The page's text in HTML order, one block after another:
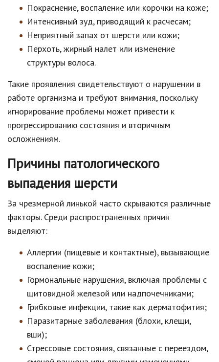
Покраснение, воспаление или корочки на коже;
Интенсивный зуд, приводящий к расчесам;
Неприятный запах от шерсти или кожи;
Перхоть, жирный налет или изменение
структуры волоса.
Такие проявления свидетельствуют о нарушении в
работе организма и требуют внимания, поскольку
игнорирование проблемы может привести к
прогрессированию состояния и вторичным
осложнениям.
Причины патологического
выпадения шерсти
За чрезмерной линькой часто скрываются различные
факторы. Среди распространенных причин
выделяют:
Аллергии (пищевые и контактные), вызывающие
воспаление кожи;
Гормональные нарушения, включая проблемы с
щитовидной железой или надпочечниками;
Грибковые инфекции, такие как дерматофития;
Паразитарные заболевания (блохи, клещи,
вши);
Стрессовые состояния, связанные с переездом,